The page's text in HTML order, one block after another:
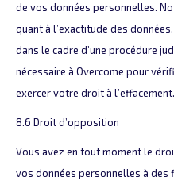
de vos données personnelles.
quant à l’exactitude des
dans le cadre d’une procédure
nécessaire à Overcome pour
exercer votre droit à l’effacement.
8.6 Droit d’opposition
Vous avez en tout moment le
vos données personnelles à des